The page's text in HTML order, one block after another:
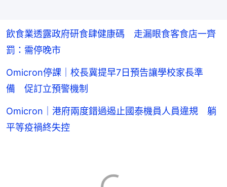
飲食業透露政府研食肆健康碼 走漏眼食客食店一齊
罰：需停晚市
Omicron停課｜校長冀提早7日預告讓學校家長準
備 促訂立預警機制
Omicron｜港府兩度錯過遏止國泰機員人員違規 躺
平等疫禍終失控